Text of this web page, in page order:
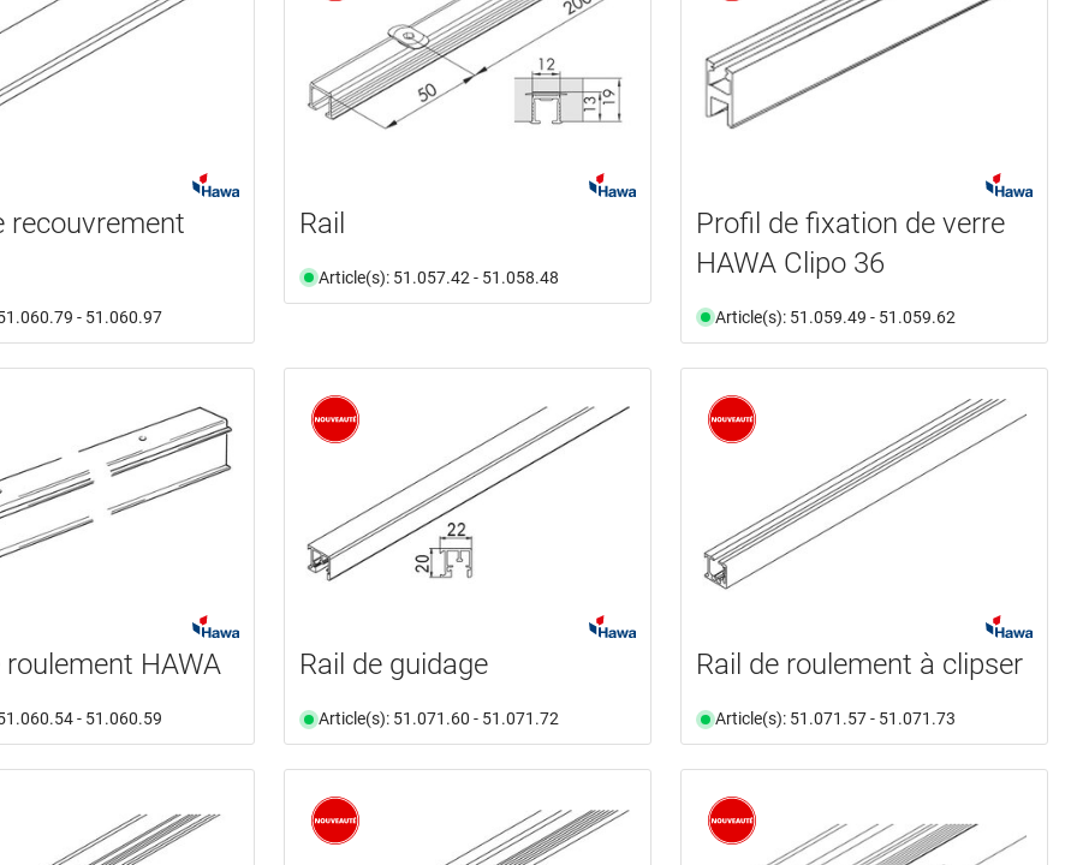
recouvrement
- 51.060.97
Rail
Article(s): 51.057.42 - 51.058.48
Profil de fixation de verre
HAWA Clipo 36
Article(s): 51.059.49 - 51.059.62
roulement HAWA
- 51.060.59
Rail de guidage
Article(s): 51.071.60 - 51.071.72
Rail de roulement à clipser
Article(s): 51.071.57 - 51.071.73